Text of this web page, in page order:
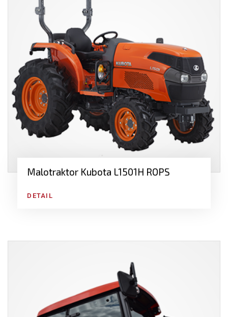
Malotraktor Kubota L1501H ROPS
DETAIL